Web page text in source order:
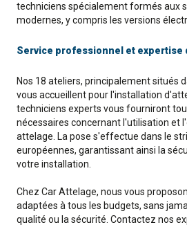
techniciens spécialement formés aux
modernes, y compris les versions
Service professionnel et expertise
Nos 18 ateliers, principalement situés
vous accueillent pour l'installation
techniciens experts vous fourniront
nécessaires concernant l'utilisation et
attelage. La pose s'effectue dans le
européennes, garantissant ainsi la
votre installation.
Chez Car Attelage, nous vous
adaptées à tous les budgets, sans
qualité ou la sécurité. Contactez nos